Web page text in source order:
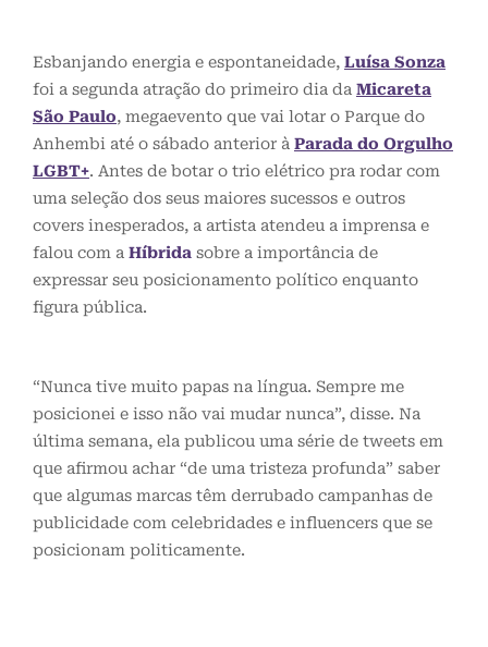
Esbanjando energia e espontaneidade, Luísa Sonza
foi a segunda atração do primeiro dia da Micareta
São Paulo, megaevento que vai lotar o Parque do
Anhembi até o sábado anterior à Parada do Orgulho
LGBT+. Antes de botar o trio elétrico pra rodar com
uma seleção dos seus maiores sucessos e outros
covers inesperados, a artista atendeu a imprensa e
falou com a Híbrida sobre a importância de
expressar seu posicionamento político enquanto
figura pública.
“Nunca tive muito papas na língua. Sempre me
posicionei e isso não vai mudar nunca”, disse. Na
última semana, ela publicou uma série de tweets em
que afirmou achar “de uma tristeza profunda” saber
que algumas marcas têm derrubado campanhas de
publicidade com celebridades e influencers que se
posicionam politicamente.